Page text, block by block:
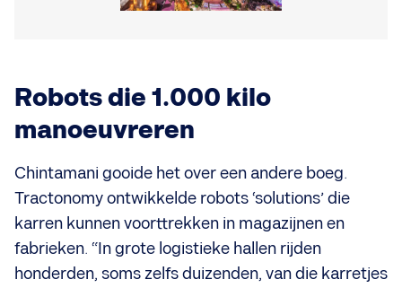
Robots die 1.000 kilo
manoeuvreren
Chintamani gooide het over een andere boeg.
Tractonomy ontwikkelde robots ‘solutions’ die
karren kunnen voorttrekken in magazijnen en
fabrieken. “In grote logistieke hallen rijden
honderden, soms zelfs duizenden, van die karretjes